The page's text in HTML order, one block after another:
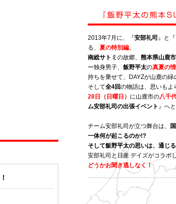
！
2013年7月に、『安部礼司 』と『
る、 夏の特別編。
南総サトミ の故郷、 熊本県山鹿市
ー独身男子、 飯野平太の真夏の
持ちを乗せて、DAYZが山鹿の緑
そして全4回の物語は、思いもよ
28日（日曜日） に山鹿市の八千
ム安部礼司の出張イベント 』へ
チーム安部礼司が立つ舞台は、
一体何が起こるのか!?
そして飯野平太の思いは、通じ
安部礼司と日産 デイズがコラボ
どうかお聞き逃しなく！